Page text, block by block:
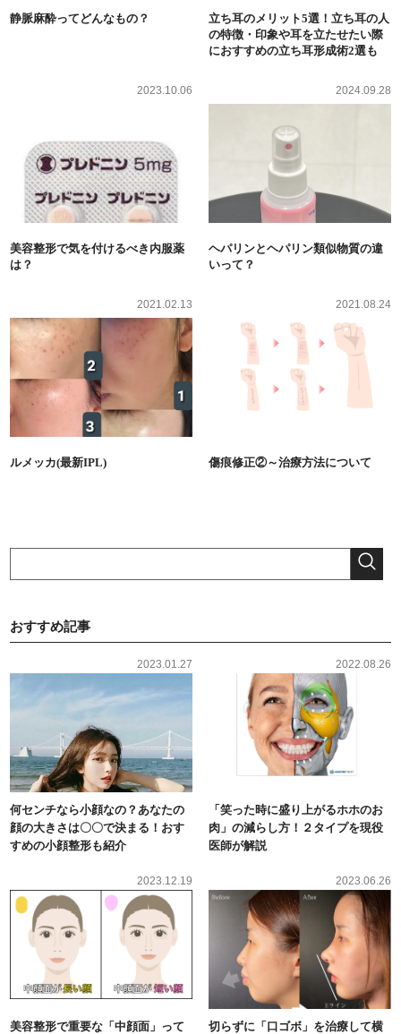
静脈麻酔ってどんなもの？
立ち耳のメリット5選！立ち耳の人
の特徴・印象や耳を立たせたい際
におすすめの立ち耳形成術2選も
2023.10.06
美容整形で気を付けるべき内服薬
は？
2024.09.28
ヘパリンとヘパリン類似物質の違
いって？
2021.02.13
ルメッカ(最新IPL)
2021.08.24
傷痕修正②～治療方法について
おすすめ記事
2023.01.27
何センチなら小顔なの？あなたの
顔の大きさは〇〇で決まる！おす
すめの小顔整形も紹介
2022.08.26
「笑った時に盛り上がるホホのお
肉」の減らし方！２タイプを現役
医師が解説
2023.12.19
美容整形で重要な「中顔面」って
2023.06.26
切らずに「口ゴボ」を治療して横